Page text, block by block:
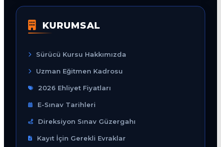
KURUMSAL
Sürücü Kursu Hakkımızda
Uzman Eğitmen Kadrosu
2026 Ehliyet Fiyatları
E-Sınav Tarihleri
Direksiyon Sınav Güzergahı
Kayıt İçin Gerekli Evraklar